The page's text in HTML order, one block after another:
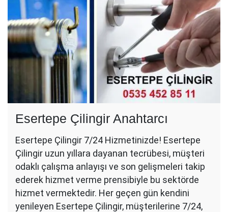
Esertepe Çilingir Anahtarcı
Esertepe Çilingir 7/24 Hizmetinizde! Esertepe
Çilingir uzun yıllara dayanan tecrübesi, müşteri
odaklı çalışma anlayışı ve son gelişmeleri takip
ederek hizmet verme prensibiyle bu sektörde
hizmet vermektedir. Her geçen gün kendini
yenileyen Esertepe Çilingir, müşterilerine 7/24,